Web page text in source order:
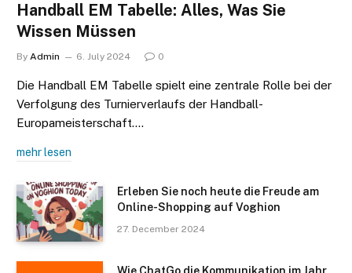
Handball EM Tabelle: Alles, Was Sie
Wissen Müssen
By Admin 6. July 2024 0
Die Handball EM Tabelle spielt eine zentrale Rolle bei der
Verfolgung des Turnierverlaufs der Handball-
Europameisterschaft.…
mehr lesen
Erleben Sie noch heute die Freude am
Online-Shopping auf Voghion
27. December 2024